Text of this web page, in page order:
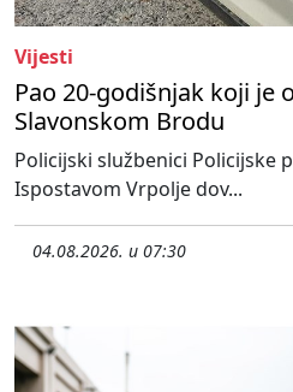
Vijesti
Pao 20-godišnjak koji je
Slavonskom Brodu
Policijski službenici Policijske
Ispostavom Vrpolje dov...
04.08.2026. u 07:30